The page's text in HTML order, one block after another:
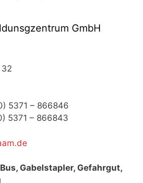
GmbH
5371 – 866846
5371 – 866843
Gabelstapler, Gefahrgut,